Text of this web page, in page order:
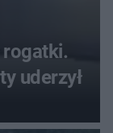
rogatki.
uderzył